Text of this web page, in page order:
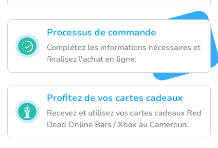
Processus de commande
Complétez les informations nécessaires et
finalisez l'achat en ligne.
Profitez de vos cartes cadeaux
Recevez et utilisez vos cartes cadeaux Red
Dead Online Bars / Xbox au Cameroun.